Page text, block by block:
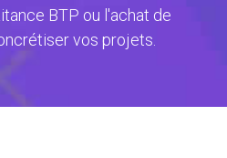
BTP ou l'achat de
vos projets.